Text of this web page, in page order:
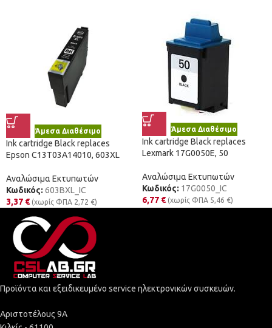
Άμεσα Διαθέσιμο
Ink cartridge Black replaces
Epson C13T03A14010, 603XL
Αναλώσιμα Εκτυπωτών
Κωδικός: 603BXL_IC
3,37 € (χωρίς ΦΠΑ 2,72 €)
Άμεσα Διαθέσιμο
Ink cartridge Black replaces
Lexmark 17G0050E, 50
Αναλώσιμα Εκτυπωτών
Κωδικός: 17G0050_IC
6,77 € (χωρίς ΦΠΑ 5,46 €)
Προϊόντα και εξειδικευμένο service ηλεκτρονικών συσκευών.
Αριστοτέλους 9Α